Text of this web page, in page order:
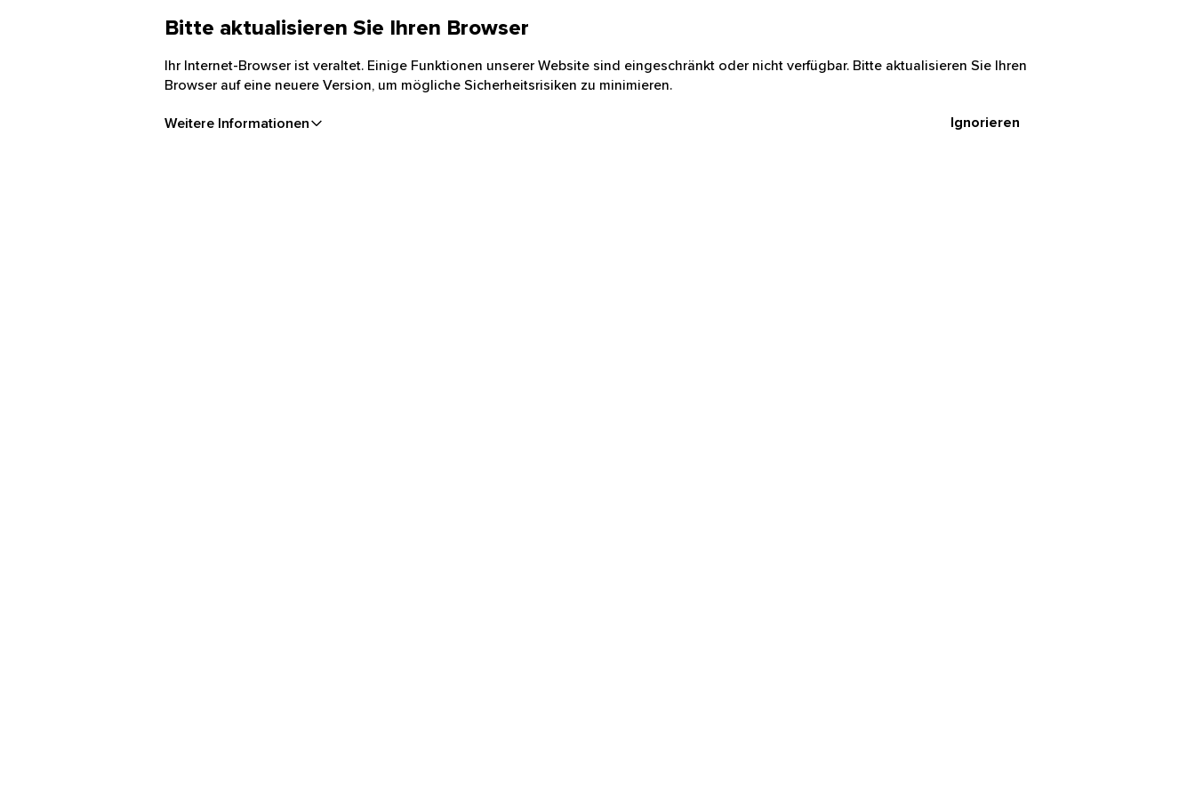
Bitte aktualisieren Sie Ihren Browser
Ihr Internet-Browser ist veraltet. Einige Funktionen unserer Website sind eingeschränkt oder nicht verfügbar. Bitte aktualisieren Sie Ihren
Browser auf eine neuere Version, um mögliche Sicherheitsrisiken zu minimieren.
Weitere Informationen Ignorieren